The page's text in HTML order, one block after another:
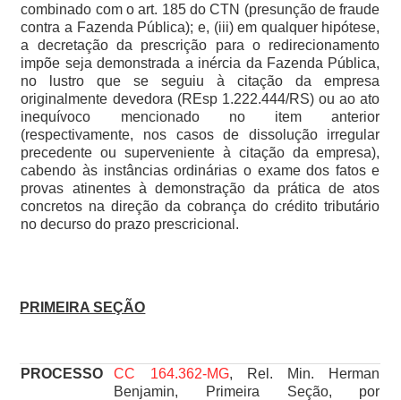
combinado com o art. 185 do CTN (presunção de fraude
contra a Fazenda Pública); e, (iii) em qualquer hipótese,
a decretação da prescrição para o redirecionamento
impõe seja demonstrada a inércia da Fazenda Pública,
no lustro que se seguiu à citação da empresa
originalmente devedora (REsp 1.222.444/RS) ou ao ato
inequívoco mencionado no item anterior
(respectivamente, nos casos de dissolução irregular
precedente ou superveniente à citação da empresa),
cabendo às instâncias ordinárias o exame dos fatos e
provas atinentes à demonstração da prática de atos
concretos na direção da cobrança do crédito tributário
no decurso do prazo prescricional.
PRIMEIRA SEÇÃO
PROCESSO CC 164.362-MG, Rel. Min. Herman
Benjamin, Primeira Seção, por